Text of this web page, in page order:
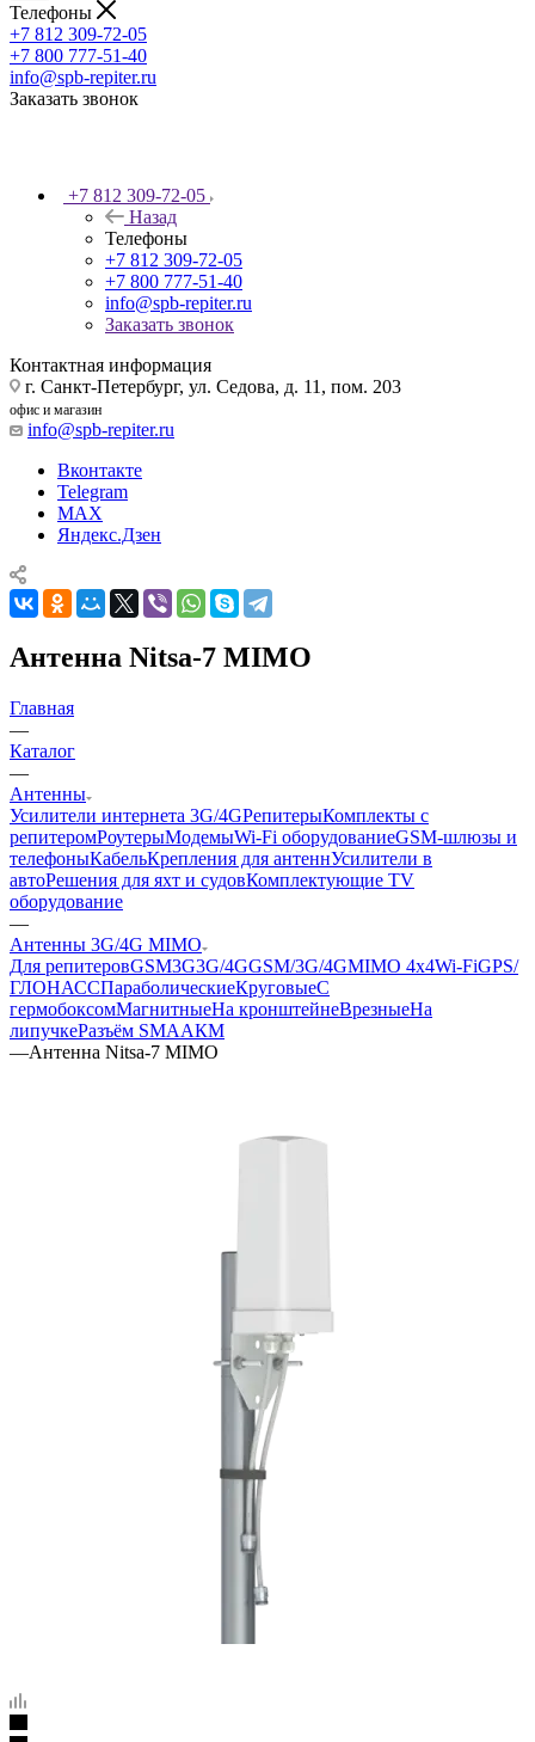
Телефоны
+7 812 309-72-05
+7 800 777-51-40
info@spb-repiter.ru
Заказать звонок
+7 812 309-72-05
Назад
Телефоны
+7 812 309-72-05
+7 800 777-51-40
info@spb-repiter.ru
Заказать звонок
Контактная информация
г. Санкт-Петербург, ул. Седова, д. 11, пом. 203
офис и магазин
info@spb-repiter.ru
Вконтакте
Telegram
MAX
Яндекс.Дзен
Антенна Nitsa-7 MIMO
Главная
—
Каталог
—
Антенны
Усилители интернета 3G/4GРепитерыКомплекты с
репитеромРоутерыМодемыWi-Fi оборудованиеGSM-шлюзы и
телефоныКабельКрепления для антеннУсилители в
автоРешения для яхт и судовКомплектующие TV
оборудование
—
Антенны 3G/4G MIMO
Для репитеровGSM3G3G/4GGSM/3G/4GMIMO 4x4Wi-FiGPS/
ГЛОНАССПараболическиеКруговыеС
гермобоксомМагнитныеНа кронштейнеВрезныеНа
липучкеРазъём SMAАКМ
—Антенна Nitsa-7 MIMO